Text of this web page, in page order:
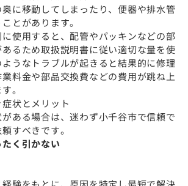
に移動してしまったり、便器や排水管
とがあります。
使用すると、配管やパッキンなどの部
るため取扱説明書に従い適切な量を使
うなトラブルが起きると結果的に修理
料金や部品交換費などの費用が跳ね上
。
状とメリット
ある場合は、迷わず小千谷市で信頼で
すべきです。
く引かない